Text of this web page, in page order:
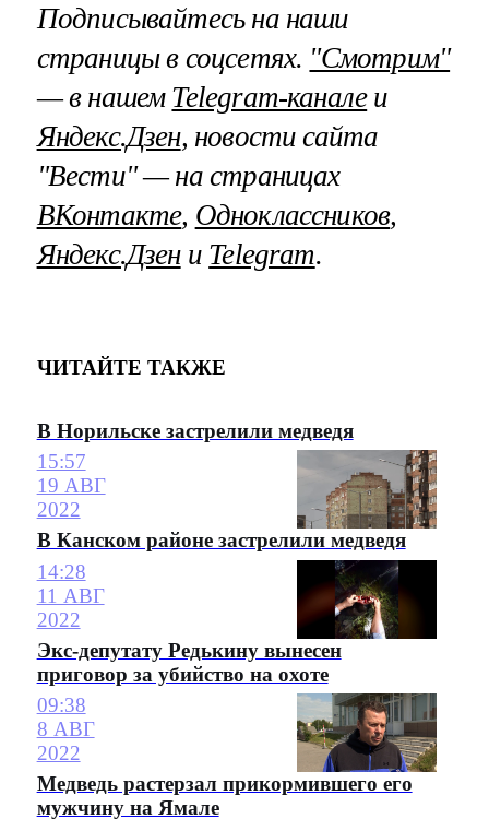
Подписывайтесь на наши
страницы в соцсетях. "Смотрим"
— в нашем Telegram-каналеи
Яндекс.Дзен, новости сайта
"Вести" — на страницах
ВКонтакте, Одноклассников,
Яндекс.Дзени Telegram.
ЧИТАЙТЕ ТАКЖЕ
В Норильске застрелили медведя
15:57
19 АВГ
2022
В Канском районе застрелили медведя
14:28
11 АВГ
2022
Экс-депутату Редькину вынесен
приговор за убийство на охоте
09:38
8 АВГ
2022
Медведь растерзал прикормившего его
мужчину на Ямале